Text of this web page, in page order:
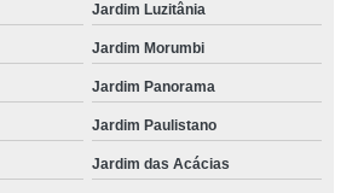
Jardim Luzitânia
Jardim Morumbi
Jardim Panorama
Jardim Paulistano
Jardim das Acácias